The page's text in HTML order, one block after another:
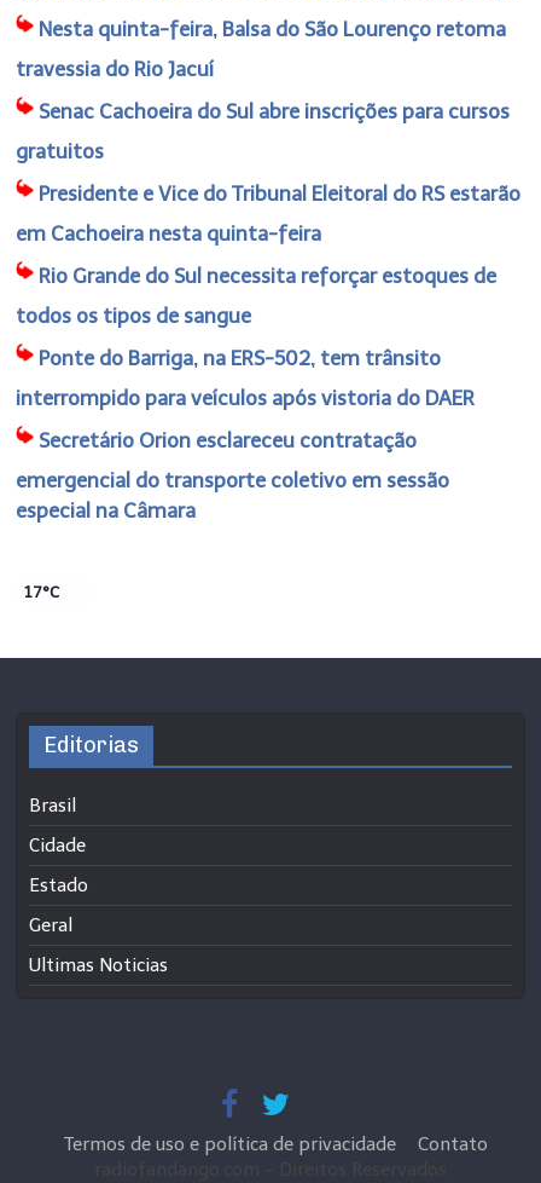
Nesta quinta-feira, Balsa do São Lourenço retoma
travessia do Rio Jacuí
Senac Cachoeira do Sul abre inscrições para cursos
gratuitos
Presidente e Vice do Tribunal Eleitoral do RS estarão
em Cachoeira nesta quinta-feira
Rio Grande do Sul necessita reforçar estoques de
todos os tipos de sangue
Ponte do Barriga, na ERS-502, tem trânsito
interrompido para veículos após vistoria do DAER
Secretário Orion esclareceu contratação
emergencial do transporte coletivo em sessão
especial na Câmara
17°C
Editorias
Brasil
Cidade
Estado
Geral
Ultimas Noticias
Termos de uso e política de privacidade
Contato